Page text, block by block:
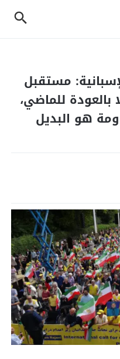
مستقبل
بالعودة للماضي،
هو البديل